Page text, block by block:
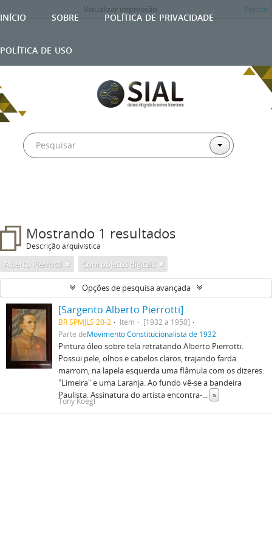
início sobre
política de privacidade
política de uso
Visualizar impressão Fechar
Mostrando 1 resultados
Descrição arquivística
Alberto Pierrotti Com objetos digitais
Opções de pesquisa avançada
[Sargento Alberto Pierrotti]
BR SPMJLS 20-2 Item
[1932 a 1950]
Parte deMovimento Constitucionalista de 1932
Pintura óleo sobre tela retratando Alberto Pierrotti.
Possui pele, olhos e cabelos claros, trajando farda
marrom, na lapela esquerda uma flâmula com os dizeres:
"Limeira" e uma Laranja. Ao fundo vê-se a bandeira
Paulista. Assinatura do artista encontra-... »
Tony Koegl